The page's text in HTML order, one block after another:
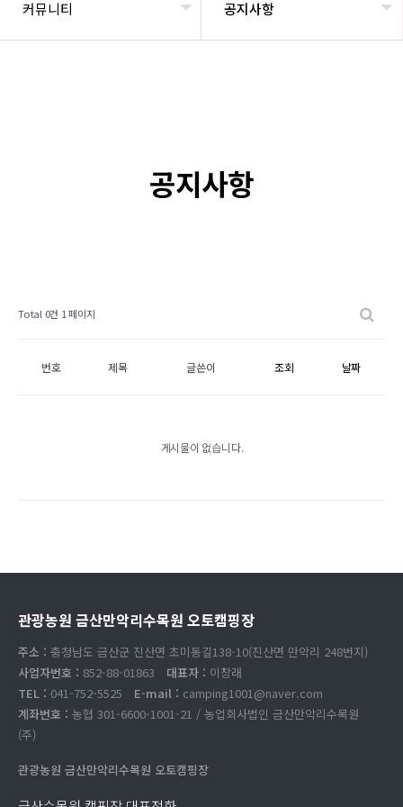
커뮤니티 공지사항
공지사항
Total 0건 1 페이지
번호 제목 글쓴이 조회 날짜
게시물이 없습니다.
관광농원 금산만악리수목원 오토캠핑장
주소 : 충청남도 금산군 진산면 초미동길138-10(진산면 만악리 248번지)
사업자번호 : 852-88-01863 대표자 : 이창래
TEL : 041-752-5525 E-mail : camping1001@naver.com
계좌번호 : 농협 301-6600-1001-21 / 농업회사법인 금산만악리수목원
(주)
관광농원 금산만악리수목원 오토캠핑장